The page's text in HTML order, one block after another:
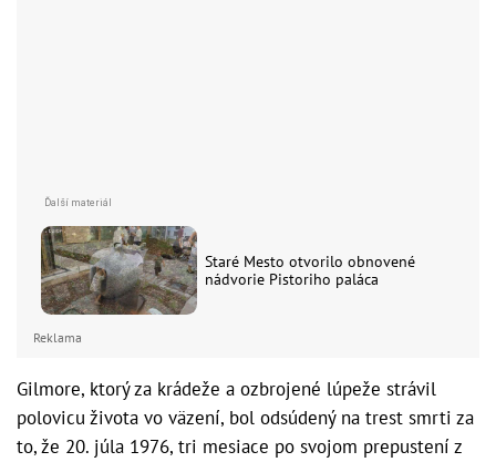
Staré Mesto otvorilo obnovené
nádvorie Pistoriho paláca
Reklama
Gilmore, ktorý za krádeže a ozbrojené lúpeže strávil
polovicu života vo väzení, bol odsúdený na trest smrti za
to, že 20. júla 1976, tri mesiace po svojom prepustení z